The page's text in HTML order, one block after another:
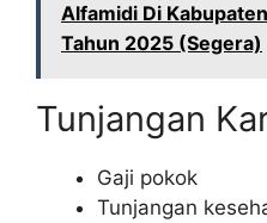
Alfamidi Di
Tahun 2025 (Segera)
Tunjangan
Gaji pokok
Tunjangan